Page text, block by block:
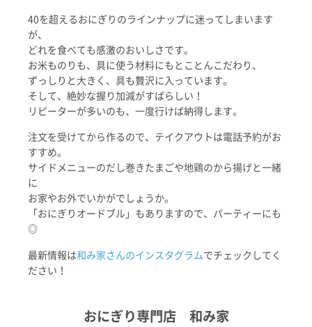
40を超えるおにぎりのラインナップに迷ってしまいます
が、
どれを食べても感激のおいしさです。
お米ものりも、具に使う材料にもとことんこだわり、
ずっしりと大きく、具も贅沢に入っています。
そして、絶妙な握り加減がすばらしい！
リピーターが多いのも、一度行けば納得します。
注文を受けてから作るので、テイクアウトは電話予約がお
すすめ。
サイドメニューのだし巻きたまごや地鶏のから揚げと一緒
に
お家やお外でいかがでしょうか。
「おにぎりオードブル」もありますので、パーティーにも
◎
最新情報は和み家さんのインスタグラムでチェックしてく
ださい！
おにぎり専門店 和み家